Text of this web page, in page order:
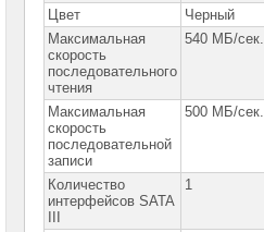
системы
хранения
данных
Компоненты
компьютеров
Платформы
малого
размера
Материнские
платы
Цвет
Черный
Максимальная
скорость
последовательного
чтения
540 МБ/сек.
Максимальная
скорость
последовательной
записи
500 МБ/сек.
Количество
интерфейсов SATA
1